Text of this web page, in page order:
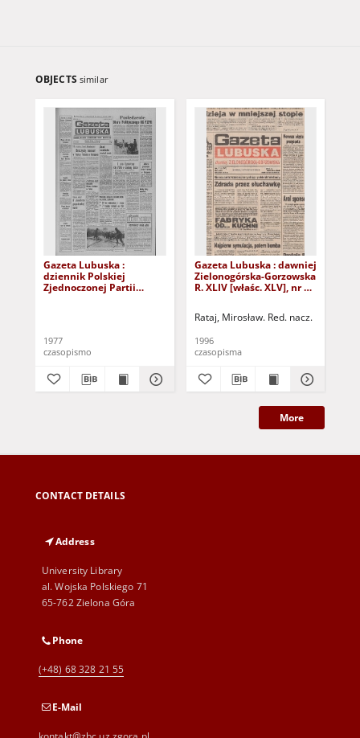
OBJECTS similar
Gazeta Lubuska :
dziennik Polskiej
Zjednoczonej Partii
1977
czasopismo
Gazeta Lubuska : dawniej
Zielonogórska-Gorzowska
R. XLIV [właśc. XLV], nr 52
Rataj, Mirosław. Red. nacz.
1996
czasopisma
More
CONTACT DETAILS
Address
University Library
al. Wojska Polskiego 71
65-762 Zielona Góra
Phone
(+48) 68 328 21 55
E-Mail